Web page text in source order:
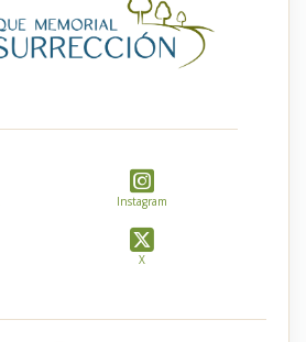
Instagram
X